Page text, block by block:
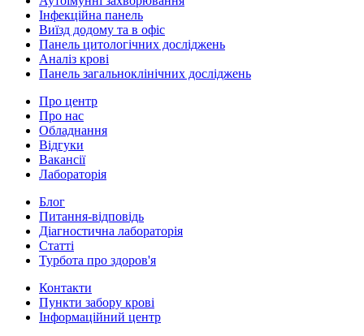
Інфекційна панель
Виїзд додому та в офіс
Панель цитологічних досліджень
Аналіз крові
Панель загальноклінічних досліджень
Про центр
Про нас
Обладнання
Відгуки
Вакансії
Лабораторія
Блог
Питання-відповідь
Діагностична лабораторія
Статті
Турбота про здоров'я
Контакти
Пункти забору крові
Інформаційний центр